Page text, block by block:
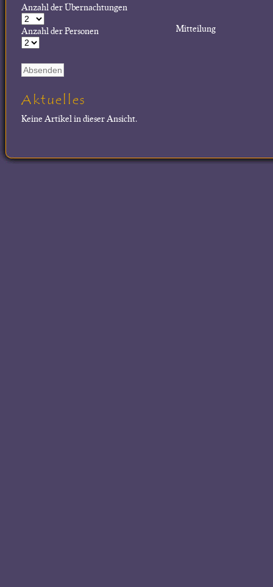
Mitteilung
Anzahl der Übernachtungen
Anzahl der Personen
Aktuelles
Keine Artikel in dieser Ansicht.